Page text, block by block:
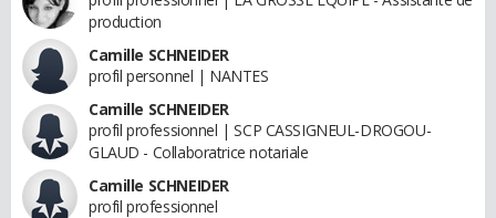
production
Camille SCHNEIDER
profil personnel | NANTES
Camille SCHNEIDER
profil professionnel | SCP CASSIGNEUL-DROGOU-
GLAUD - Collaboratrice notariale
Camille SCHNEIDER
profil professionnel